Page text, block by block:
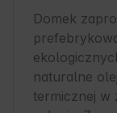
Domek
naturalne
termicznej w